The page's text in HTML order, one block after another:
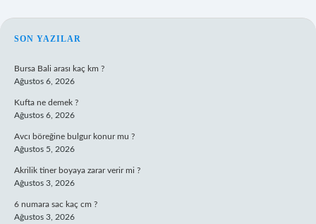
SIDEBAR
SON YAZILAR
Bursa Bali arası kaç km ?
Ağustos 6, 2026
Kufta ne demek ?
Ağustos 6, 2026
Avcı böreğine bulgur konur mu ?
Ağustos 5, 2026
Akrilik tiner boyaya zarar verir mi ?
Ağustos 3, 2026
6 numara sac kaç cm ?
Ağustos 3, 2026